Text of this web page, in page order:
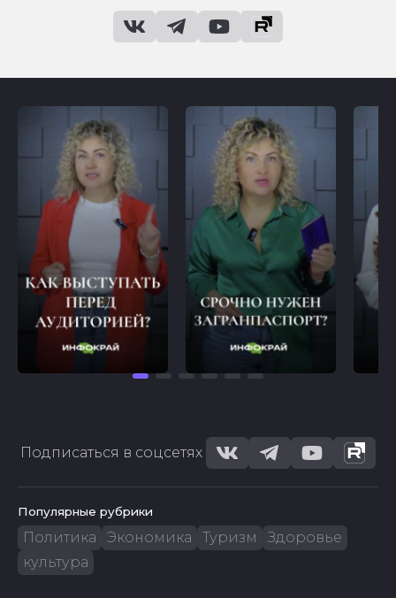
Подписаться в соцсетях
Популярные рубрики
Политика Экономика Туризм
Здоровье
культура